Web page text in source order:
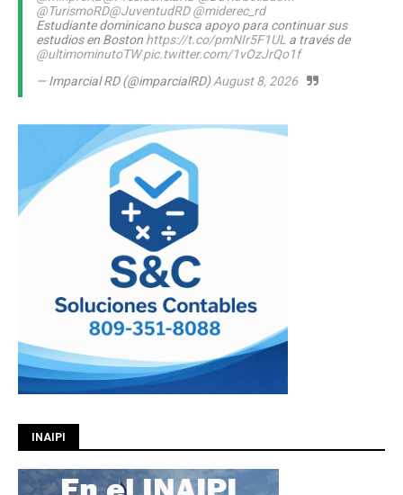
@TurismoRD@JuventudRD @miderec_rd
Estudiante dominicano busca apoyo para continuar sus
estudios en Boston https://t.co/pmNIr5F1UL a través de
@ultimominutoTW pic.twitter.com/1vOzJrQo1f
— Imparcial RD (@imparcialRD)August 8, 2026
INAIPI